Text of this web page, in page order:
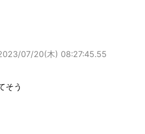
07/20(木) 08:27:45.55
そう